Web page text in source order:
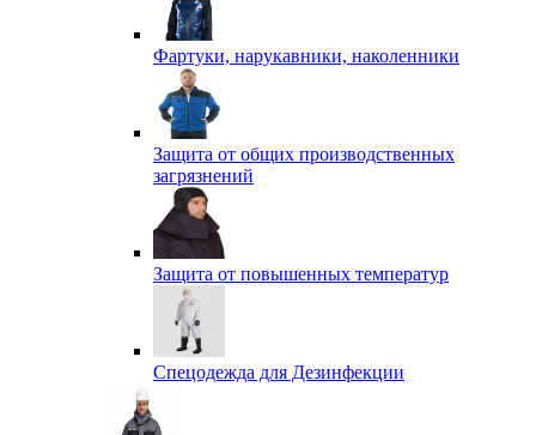
Фартуки, нарукавники, наколенники
Защита от общих производственных
загрязнений
Защита от повышенных температур
Спецодежда для Дезинфекции